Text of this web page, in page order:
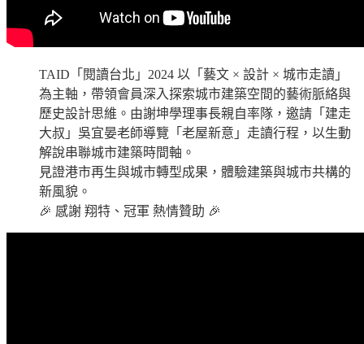
TAID「閱讀台北」2024 以「藝文 × 設計 × 城市走讀」
為主軸，帶領會員深入探索城市建築空間的藝術脈絡與
歷史設計思維。 由謝坤學理事長親自率隊，邀請「建走
大叔」吳宜晏老師導覽「老屋新意」走讀行程，以生動
解說串聯城市建築時間軸。
見證港市再生與城市轉型成果，體驗建築與城市共構的
新風貌。
🎉 感謝 翔特、冠軍 熱情贊助 🎉